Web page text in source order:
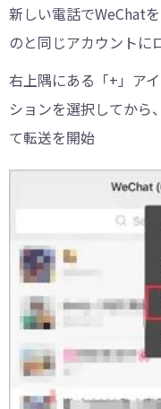
新しい電話でWeChat
のと同じアカウントに
右上隅にある「+」ア
ションを選択してから
て転送を開始